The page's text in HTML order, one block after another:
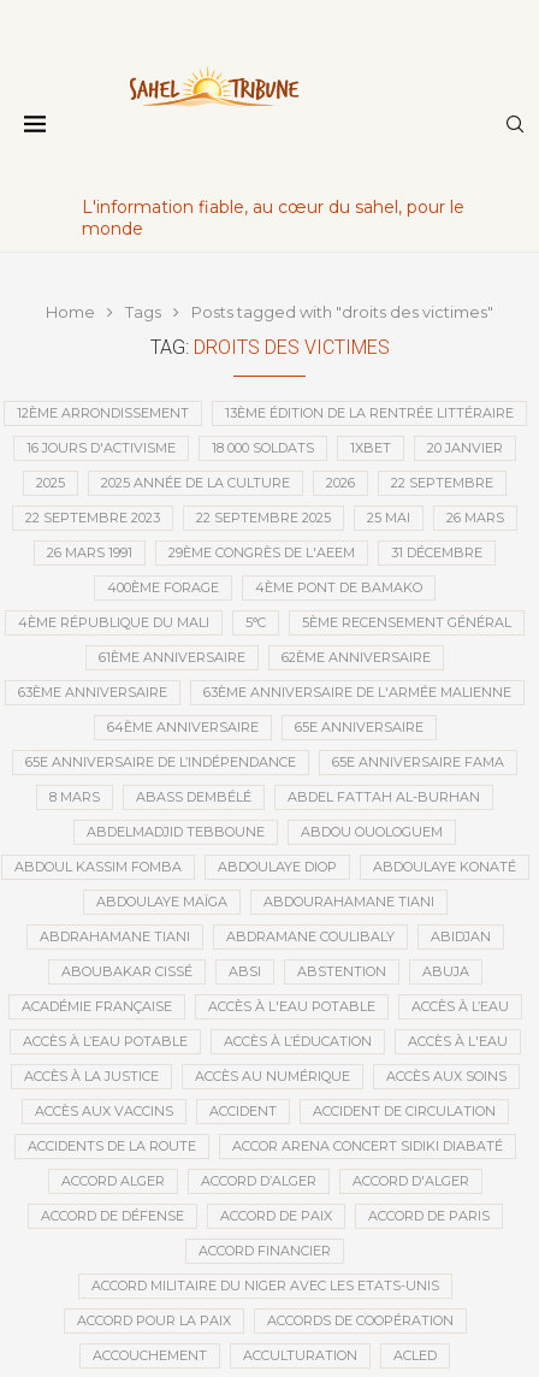
L'information fiable, au cœur du sahel, pour le
monde
Home Tags Posts tagged with "droits des victimes"
TAG: DROITS DES VICTIMES
12ÈME ARRONDISSEMENT 13ÈME ÉDITION DE LA RENTRÉE LITTÉRAIRE
16 JOURS D'ACTIVISME 18 000 SOLDATS 1XBET 20 JANVIER
2025 2025 ANNÉE DE LA CULTURE 2026 22 SEPTEMBRE
22 SEPTEMBRE 2023 22 SEPTEMBRE 2025 25 MAI 26 MARS
26 MARS 1991 29ÈME CONGRÈS DE L'AEEM 31 DÉCEMBRE
400ÈME FORAGE 4ÈME PONT DE BAMAKO
4ÈME RÉPUBLIQUE DU MALI 5°C 5ÈME RECENSEMENT GÉNÉRAL
61ÈME ANNIVERSAIRE 62ÈME ANNIVERSAIRE
63ÈME ANNIVERSAIRE 63ÈME ANNIVERSAIRE DE L'ARMÉE MALIENNE
64ÈME ANNIVERSAIRE 65E ANNIVERSAIRE
65E ANNIVERSAIRE DE L’INDÉPENDANCE 65E ANNIVERSAIRE FAMA
8 MARS ABASS DEMBÉLÉ ABDEL FATTAH AL-BURHAN
ABDELMADJID TEBBOUNE ABDOU OUOLOGUEM
ABDOUL KASSIM FOMBA ABDOULAYE DIOP ABDOULAYE KONATÉ
ABDOULAYE MAÏGA ABDOURAHAMANE TIANI
ABDRAHAMANE TIANI ABDRAMANE COULIBALY ABIDJAN
ABOUBAKAR CISSÉ ABSI ABSTENTION ABUJA
ACADÉMIE FRANÇAISE ACCÈS À L'EAU POTABLE ACCÈS À L’EAU
ACCÈS À L’EAU POTABLE ACCÈS À L’ÉDUCATION ACCÈS À L'EAU
ACCÈS À LA JUSTICE ACCÈS AU NUMÉRIQUE ACCÈS AUX SOINS
ACCÈS AUX VACCINS ACCIDENT ACCIDENT DE CIRCULATION
ACCIDENTS DE LA ROUTE ACCOR ARENA CONCERT SIDIKI DIABATÉ
ACCORD ALGER ACCORD D’ALGER ACCORD D'ALGER
ACCORD DE DÉFENSE ACCORD DE PAIX ACCORD DE PARIS
ACCORD FINANCIER
ACCORD MILITAIRE DU NIGER AVEC LES ETATS-UNIS
ACCORD POUR LA PAIX ACCORDS DE COOPÉRATION
ACCOUCHEMENT ACCULTURATION ACLED